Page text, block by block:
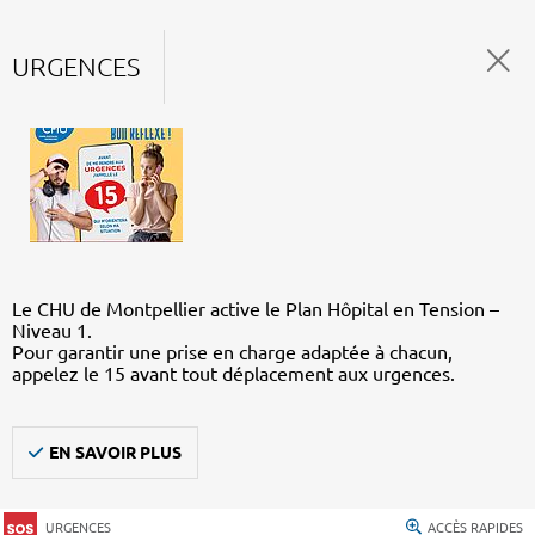
URGENCES
Le CHU de Montpellier active le Plan Hôpital en Tension –
Niveau 1.
Pour garantir une prise en charge adaptée à chacun,
appelez le 15 avant tout déplacement aux urgences.
EN SAVOIR PLUS
URGENCES ACCÈS RAPIDES